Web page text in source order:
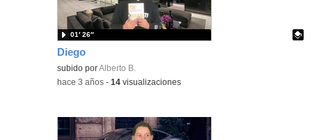
Diego
Contenido educativo.
subido porAlberto B.
01′ 26″
-hace 3 años -14 visualizaciones